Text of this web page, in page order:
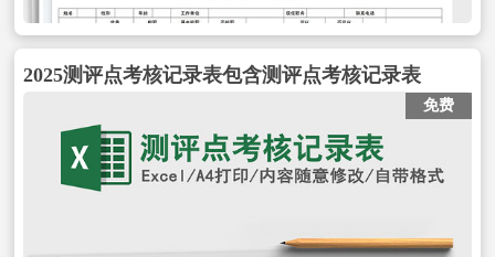
2025测评点考核记录表包含测评点考核记录表
免费